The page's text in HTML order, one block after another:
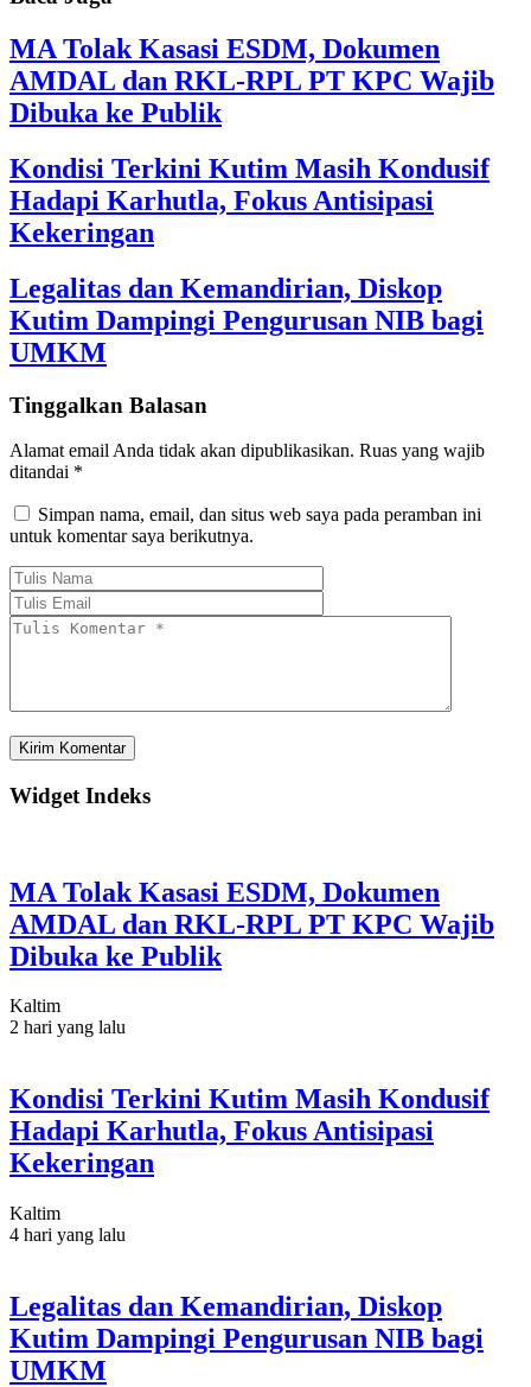
MA Tolak Kasasi ESDM, Dokumen
AMDAL dan RKL-RPL PT KPC Wajib
Dibuka ke Publik
Kondisi Terkini Kutim Masih Kondusif
Hadapi Karhutla, Fokus Antisipasi
Kekeringan
Legalitas dan Kemandirian, Diskop
Kutim Dampingi Pengurusan NIB bagi
UMKM
Tinggalkan Balasan
Alamat email Anda tidak akan dipublikasikan. Ruas yang wajib
ditandai *
Simpan nama, email, dan situs web saya pada peramban ini
untuk komentar saya berikutnya.
Widget Indeks
MA Tolak Kasasi ESDM, Dokumen
AMDAL dan RKL-RPL PT KPC Wajib
Dibuka ke Publik
Kaltim
2 hari yang lalu
Kondisi Terkini Kutim Masih Kondusif
Hadapi Karhutla, Fokus Antisipasi
Kekeringan
Kaltim
4 hari yang lalu
Legalitas dan Kemandirian, Diskop
Kutim Dampingi Pengurusan NIB bagi
UMKM